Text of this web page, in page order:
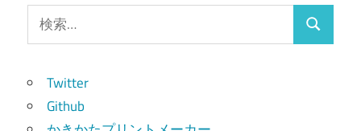
索:
検
Twitter
Github